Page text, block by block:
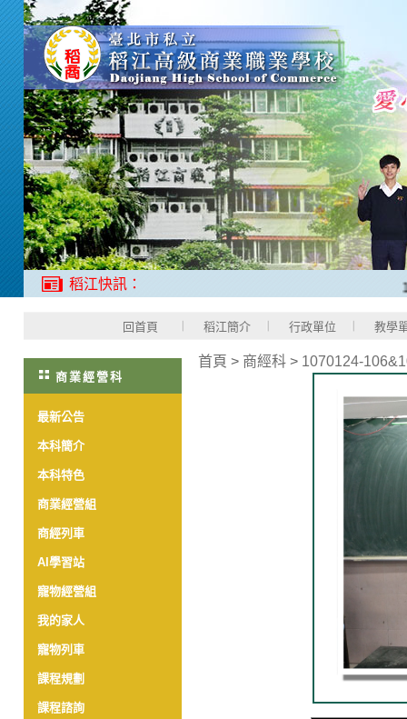
稻江快訊： 1
回首頁 稻江簡介 行政單位 教學
商業經營科
最新公告
本科簡介
本科特色
商業經營組
商經列車
AI學習站
寵物經營組
我的家人
寵物列車
課程規劃
課程諮詢
首頁 > 商經科 > 1070124-